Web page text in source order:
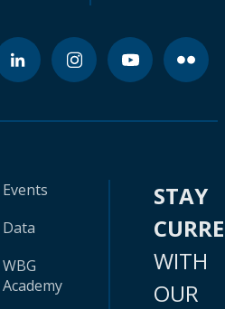
Events
Data
WBG
Academy
STAY
WITH
OUR